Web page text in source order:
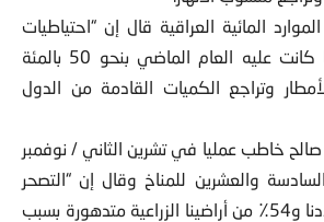
المائية العراقية قال إن “احتياطيات
المياه أقل بكثير مما كانت عليه العام الماضي بنحو 50 بالمئة
وتراجع الكميات القادمة من الدول
صالح خاطب عمليا في تشرين الثاني / نوفمبر
والعشرين للمناخ وقال إن “التصحر
يؤثر على 39٪ من بلادنا و54٪ من أراضينا الزراعية متدهورة بسبب